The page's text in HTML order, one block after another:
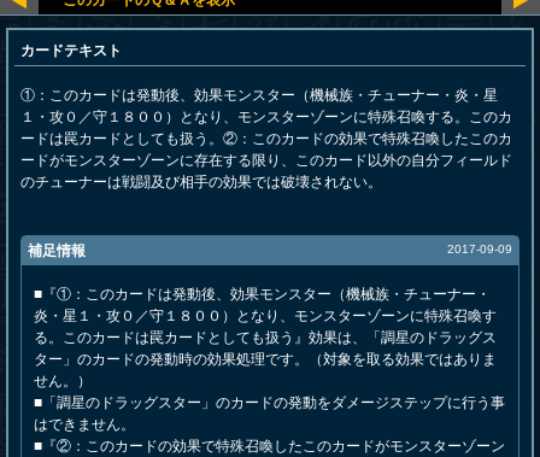
カードテキスト
①：このカードは発動後、効果モンスター（機械族・チューナー・炎・星
１・攻０／守１８００）となり、モンスターゾーンに特殊召喚する。このカ
ードは罠カードとしても扱う。②：このカードの効果で特殊召喚したこのカ
ードがモンスターゾーンに存在する限り、このカード以外の自分フィールド
のチューナーは戦闘及び相手の効果では破壊されない。
補足情報 2017-09-09
■『①：このカードは発動後、効果モンスター（機械族・チューナー・
炎・星１・攻０／守１８００）となり、モンスターゾーンに特殊召喚す
る。このカードは罠カードとしても扱う』効果は、「調星のドラッグス
ター」のカードの発動時の効果処理です。（対象を取る効果ではありま
せん。）
■「調星のドラッグスター」のカードの発動をダメージステップに行う事
はできません。
■『②：このカードの効果で特殊召喚したこのカードがモンスターゾーン